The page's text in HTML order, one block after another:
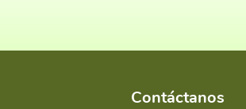
Contáctanos